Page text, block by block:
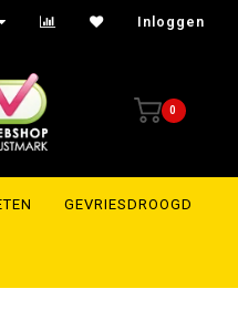
Inloggen
0
GEVRIESDROOGD